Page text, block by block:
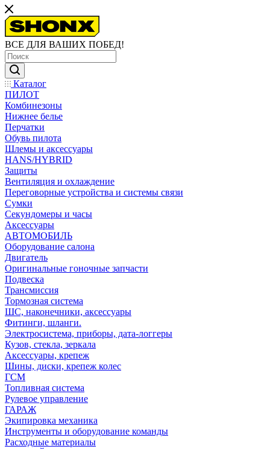
ВСЕ ДЛЯ ВАШИХ ПОБЕД!
Каталог
ПИЛОТ
Комбинезоны
Нижнее белье
Перчатки
Обувь пилота
Шлемы и аксессуары
HANS/HYBRID
Защиты
Вентиляция и охлаждение
Переговорные устройства и системы связи
Сумки
Секундомеры и часы
Аксессуары
АВТОМОБИЛЬ
Оборудование салона
Двигатель
Оригинальные гоночные запчасти
Подвеска
Трансмиссия
Тормозная система
ШС, наконечники, аксессуары
Фитинги, шланги.
Электросистема, приборы, дата-логгеры
Кузов, стекла, зеркала
Аксессуары, крепеж
Шины, диски, крепеж колес
ГСМ
Топливная система
Рулевое управление
ГАРАЖ
Экипировка механика
Инструменты и оборудование команды
Расходные материалы